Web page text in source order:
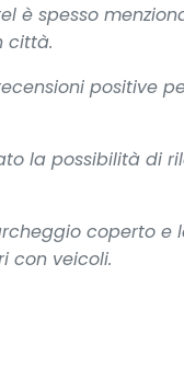
è spesso
città.
positive
la possibilità di
coperto e
con veicoli.